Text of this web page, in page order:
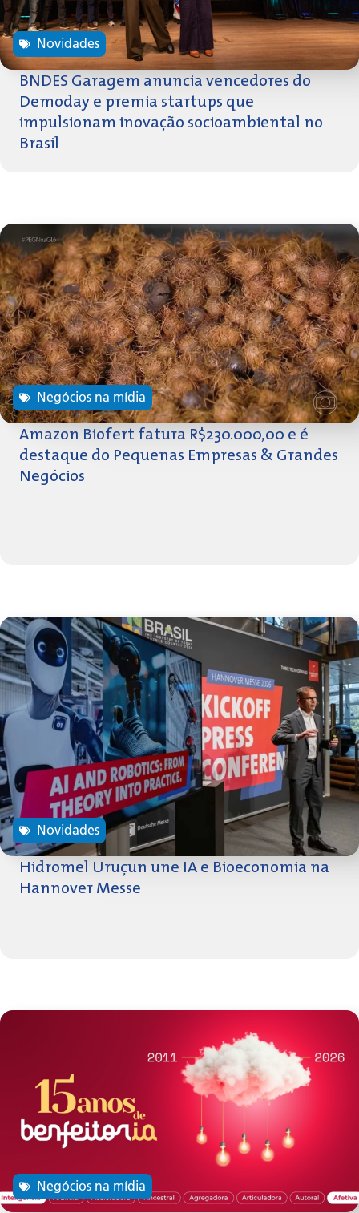
Novidades
BNDES Garagem anuncia vencedores do
Demoday e premia startups que
impulsionam inovação socioambiental no
Brasil
Negócios na mídia
Amazon Biofert fatura R$230.000,00 e é
destaque do Pequenas Empresas & Grandes
Negócios
Novidades
Hidromel Uruçun une IA e Bioeconomia na
Hannover Messe
Negócios na mídia